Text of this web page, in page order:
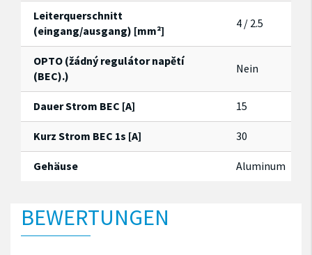
Leiterquerschnitt
(eingang/ausgang) [mm²]
4 / 2.5
OPTO (žádný regulátor napětí
(BEC).)
Nein
Dauer Strom BEC [A] 15
Kurz Strom BEC 1s [A] 30
Gehäuse Aluminum
BEWERTUNGEN